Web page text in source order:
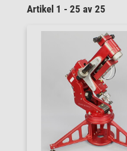
Artikel 1 - 25 av 25